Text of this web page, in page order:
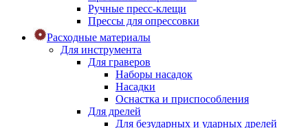
Ручные пресс-клещи
Прессы для опрессовки
Расходные материалы
Для инструмента
Для граверов
Наборы насадок
Насадки
Оснастка и приспособления
Для дрелей
Для безударных и ударных дрелей